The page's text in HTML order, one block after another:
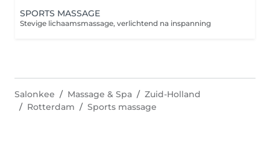
SPORTS MASSAGE
Stevige lichaamsmassage, verlichtend na inspanning
Salonkee Massage & Spa
Zuid-Holland
Rotterdam
Sports massage